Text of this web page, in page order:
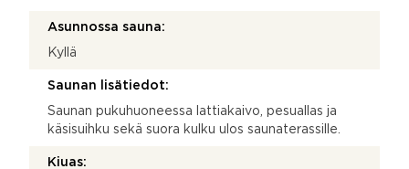
Asunnossa sauna:
Kyllä
Saunan lisätiedot:
Saunan pukuhuoneessa lattiakaivo, pesuallas ja
käsisuihku sekä suora kulku ulos saunaterassille.
Kiuas: